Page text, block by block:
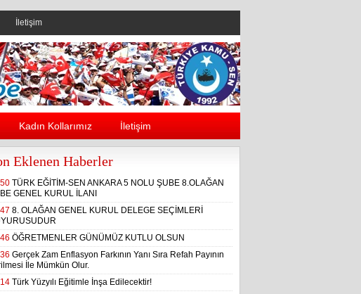
İletişim
Kadın Kollarımız İletişim
Eklenen Haberler
TÜRK EĞİTİM-SEN ANKARA 5 NOLU ŞUBE 8.OLAĞAN
GENEL KURUL İLANI
8. OLAĞAN GENEL KURUL DELEGE SEÇİMLERİ
ÖĞRETMENLER GÜNÜMÜZ KUTLU OLSUN
Gerçek Zam Enflasyon Farkının Yanı Sıra Refah Payının
İle Mümkün Olur.
Türk Yüzyılı Eğitimle İnşa Edilecektir!